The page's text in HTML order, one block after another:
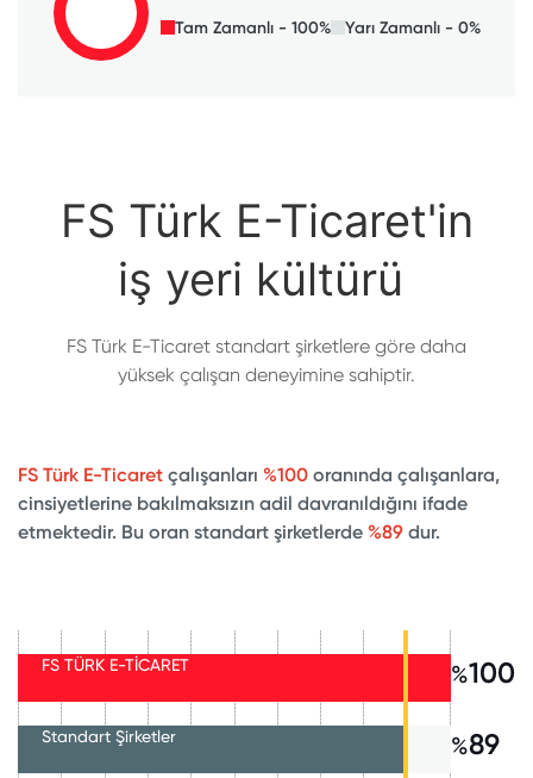
Tam Zamanlı - 100% Yarı Zamanlı - 0%
FS Türk E-Ticaret'in
iş yeri kültürü
FS Türk E-Ticaret standart şirketlere göre daha
yüksek çalışan deneyimine sahiptir.
FS Türk E-Ticaret çalışanları %100 oranında çalışanlara,
cinsiyetlerine bakılmaksızın adil davranıldığını ifade
etmektedir. Bu oran standart şirketlerde %89 dur.
FS TÜRK E-TİCARET
Standart Şirketler
%100
%89